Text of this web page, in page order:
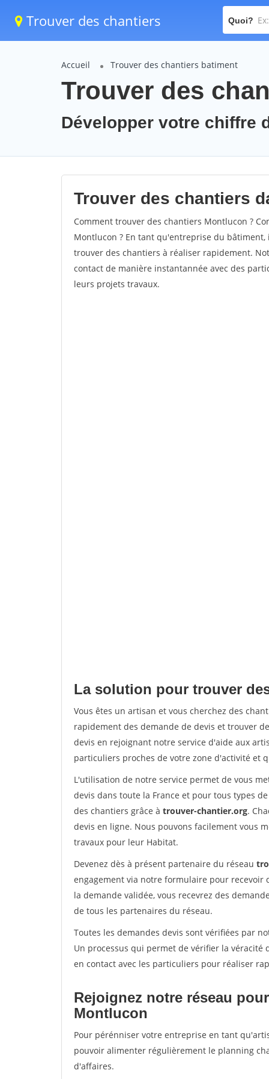
Trouver des chantiers Quoi?
Accueil Trouver des chantiers batiment
Trouver des
Développer votre chiffre
Trouver des chantiers
Comment trouver des chantiers Montlucon ?
Montlucon ? En tant qu'entreprise du
trouver des chantiers à réaliser rapidement.
contact de manière instantannée avec des
leurs projets travaux.
La solution pour trouver
Vous êtes un artisan et vous cherchez des
rapidement des demande de devis et trouver
devis en rejoignant notre service d'aide aux
particuliers proches de votre zone d'activité et
L'utilisation de notre service permet de vous
devis dans toute la France et pour tous types
des chantiers grâce à trouver-chantier.org.
devis en ligne. Nous pouvons facilement vous
travaux pour leur Habitat.
Devenez dès à présent partenaire du réseau
engagement via notre formulaire pour recevoir
la demande validée, vous recevrez des
de tous les partenaires du réseau.
Toutes les demandes devis sont vérifiées par
Un processus qui permet de vérifier la véracité
en contact avec les particuliers pour réaliser
Rejoignez notre réseau
Montlucon
Pour pérénniser votre entreprise en tant
pouvoir alimenter régulièrement le planning
d'affaires.